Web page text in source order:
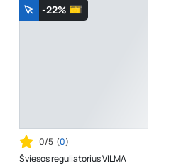
-22%
0/5 (0)
Šviesos reguliatorius VILMA